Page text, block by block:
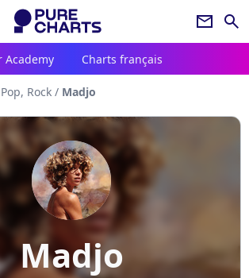
newsletter search
Academy Charts français
Pop, Rock / Madjo
Madjo